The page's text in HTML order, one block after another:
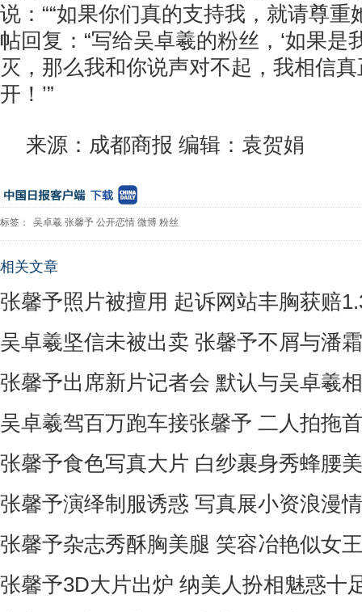
说：““如果你们真的支持我，就请尊重
帖回复：“写给吴卓羲的粉丝，‘如果是
灭，那么我和你说声对不起，我相信
开！’”
来源：成都商报 编辑：袁贺娟
标签： 吴卓羲 张馨予 公开恋情 微博 粉丝
相关文章
张馨予照片被擅用 起诉网站丰胸获赔
吴卓羲坚信未被出卖 张馨予不屑与潘
张馨予出席新片记者会 默认与吴卓羲
吴卓羲驾百万跑车接张馨予 二人拍拖
张馨予食色写真大片 白纱裹身秀蜂腰
张馨予演绎制服诱惑 写真展小资浪漫
张馨予杂志秀酥胸美腿 笑容冶艳似女
张馨予3D大片出炉 纳美人扮相魅惑十